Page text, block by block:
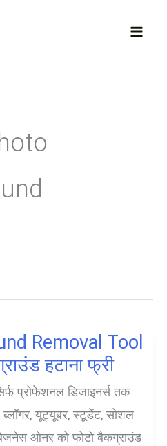
Removal Tool
हटाना फ्री
प्रोफेशनल डिजाइनर्स तक
यूट्यूबर, स्टूडेंट, सोशल
ओनर को फोटो बैकग्राउंड